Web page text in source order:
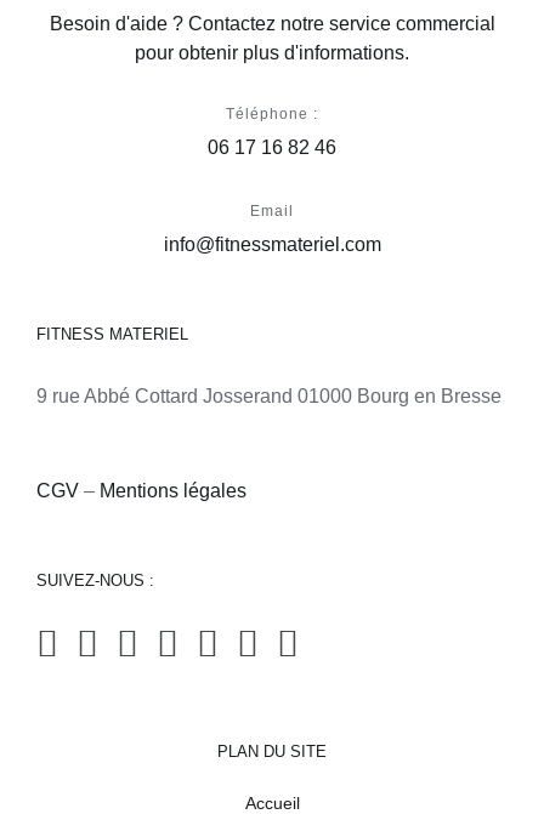
Besoin d'aide ? Contactez notre service commercial
pour obtenir plus d'informations.
Téléphone :
06 17 16 82 46
Email
info@fitnessmateriel.com
FITNESS MATERIEL
9 rue Abbé Cottard Josserand 01000 Bourg en Bresse
CGV – Mentions légales
SUIVEZ-NOUS :
PLAN DU SITE
Accueil